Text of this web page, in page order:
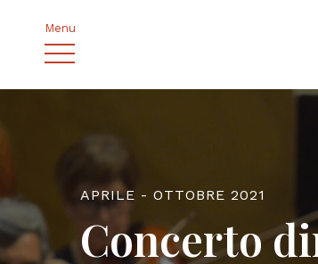
Menu
APRILE - OTTOBRE 2021
Concerto